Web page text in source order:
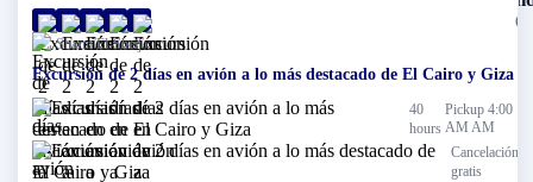
(0)
Sharm El-Sheij
Excursión de 2 días en avión a lo más destacado de El Cairo y Giza
40
hours
Pickup 4:00
AM AM
Cancelación
gratis